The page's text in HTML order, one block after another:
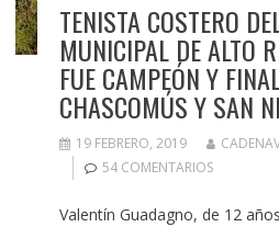
TENISTA COSTERO
MUNICIPAL DE ALTO
FUE CAMPEÓN Y
CHASCOMÚS Y SAN
19 FEBRERO, 2019
54 COMENTARIOS
Valentín Guadagno, de 12